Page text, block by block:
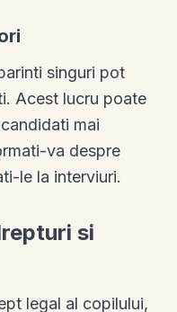
singuri pot
Acest lucru poate
mai
va despre
le la interviuri.
si
legal al copilului,